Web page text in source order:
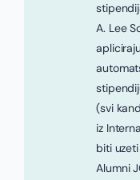
A. Lee
(svi
iz
biti
Alumni